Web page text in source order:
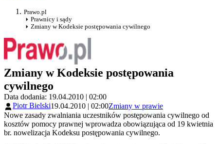
Prawo.pl
Prawnicy i sądy
Zmiany w Kodeksie postępowania cywilnego
Zmiany w Kodeksie postępowania
cywilnego
Data dodania: 19.04.2010 | 02:00
Piotr Bielski19.04.2010 | 02:00Zmiany w prawie
Nowe zasady zwalniania uczestników postępowania cywilnego od
kosztów pomocy prawnej wprowadza obowiązująca od 19 kwietnia
br. nowelizacja Kodeksu postępowania cywilnego.